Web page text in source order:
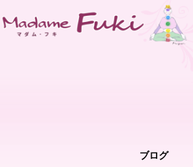
ブログ
初めての方へ
レッスン・会費
講師紹介